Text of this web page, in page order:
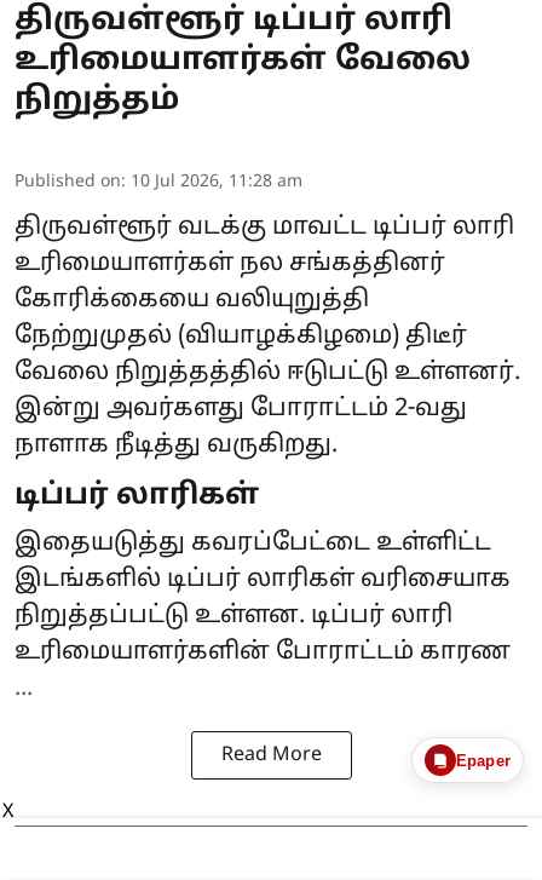
திருவள்ளூர் டிப்பர் லாரி
உரிமையாளர்கள் வேலை
நிறுத்தம்
Published on: 10 Jul 2026, 11:28 am
திருவள்ளூர் வடக்கு மாவட்ட டிப்பர் லாரி
உரிமையாளர்கள் நல சங்கத்தினர்
கோரிக்கையை வலியுறுத்தி
நேற்றுமுதல் (வியாழக்கிழமை) திடீர்
வேலை நிறுத்தத்தில் ஈடுபட்டு உள்ளனர்.
இன்று அவர்களது போராட்டம் 2-வது
நாளாக நீடித்து வருகிறது.
டிப்பர் லாரிகள்
இதையடுத்து கவரப்பேட்டை உள்ளிட்ட
இடங்களில் டிப்பர் லாரிகள் வரிசையாக
நிறுத்தப்பட்டு உள்ளன. டிப்பர் லாரி
உரிமையாளர்களின் போராட்டம் காரண
...
Read More Epaper
X